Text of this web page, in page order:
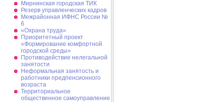
Мирнинская городская ТИК
Резерв управленческих кадров
Межрайонная ИФНС России №
6
«Охрана труда»
Приоритетный проект
«Формирование комфортной
городской среды»
Противодействие нелегальной
занятости
Неформальная занятость и
работники предпенсионного
возраста
Территориальное
общественное самоуправление